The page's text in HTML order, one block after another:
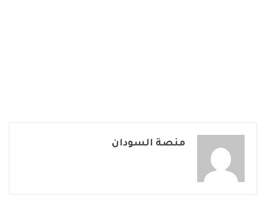
منصة السودان